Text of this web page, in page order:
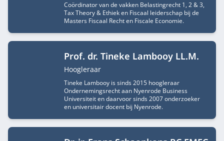
Coördinator van de vakken Belastingrecht 1, 2 & 3,
Tax Theory & Ethiek en Fiscaal leiderschap bij de
Masters Fiscaal Recht en Fiscale Economie.
Prof. dr. Tineke Lambooy LL.M.
Functietitel
Hoogleraar
Tineke Lambooy is sinds 2015 hoogleraar
Ondernemingsrecht aan Nyenrode Business
Universiteit en daarvoor sinds 2007 onderzoeker
en universitair docent bij Nyenrode.